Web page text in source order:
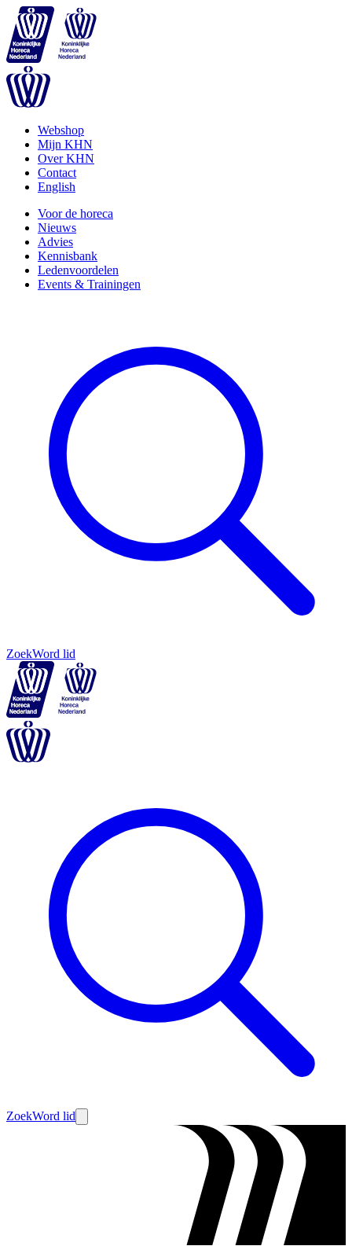
Webshop
Mijn KHN
Over KHN
Contact
English
Voor de horeca
Nieuws
Advies
Kennisbank
Ledenvoordelen
Events & Trainingen
ZoekWord lid
ZoekWord lid